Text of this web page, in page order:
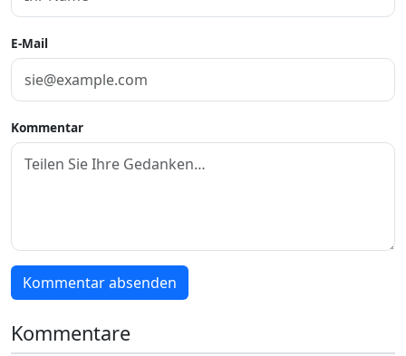
E-Mail
Kommentar
Kommentar absenden
Kommentare